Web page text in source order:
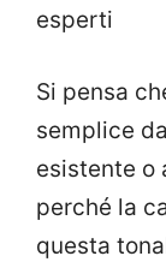
esperti
Si pensa
semplice
esistente o
perché la
questa